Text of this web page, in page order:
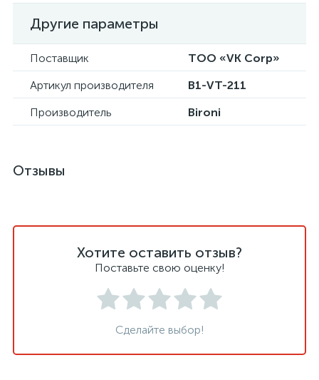
Другие параметры
Поставщик
ТОО «VK Corp»
Артикул производителя
B1-VT-211
Производитель
Bironi
Отзывы
Хотите оставить отзыв?
Поставьте свою оценку!
Сделайте выбор!